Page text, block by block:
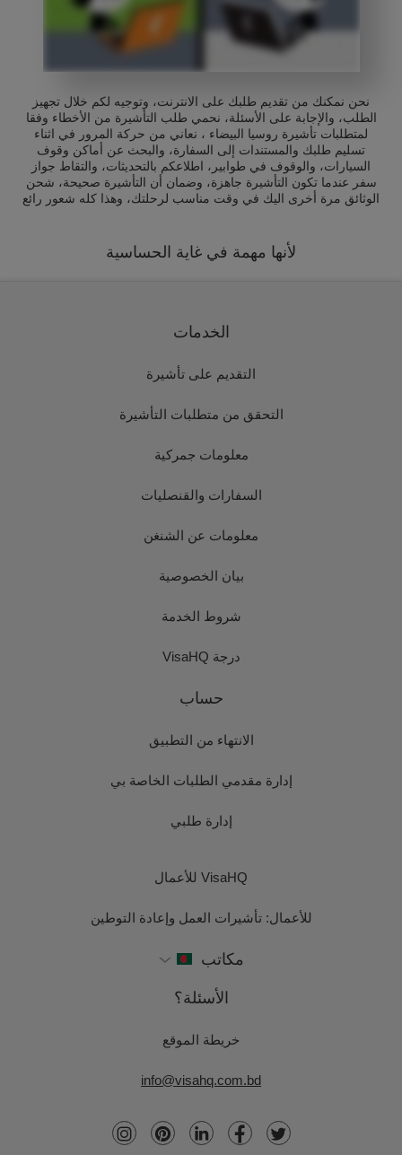
نحن نمكنك من تقديم طلبك على الانترنت، وتوجيه لكم خلال تجهيز
الطلب، والإجابة على الأسئلة، نحمي طلب التأشيرة من الأخطاء وفقا
لمتطلبات تأشيرة روسيا البيضاء ، نعاني من حركة المرور في اثناء
تسليم طلبك والمستندات إلى السفارة، والبحث عن أماكن وقوف
السيارات، والوقوف في طوابير، اطلاعكم بالتحديثات، والتقاط جواز
سفر عندما تكون التأشيرة جاهزة، وضمان أن التأشيرة صحيحة، شحن
الوثائق مرة أخرى اليك في وقت مناسب لرحلتك، وهذا كله شعور رائع
لأنها مهمة في غاية الحساسية
الخدمات
التقديم على تأشيرة
التحقق من متطلبات التأشيرة
معلومات جمركية
السفارات والقنصليات
معلومات عن الشنغن
بيان الخصوصية
شروط الخدمة
درجة VisaHQ
حساب
الانتهاء من التطبيق
إدارة مقدمي الطلبات الخاصة بي
إدارة طلبي
VisaHQ للأعمال
للأعمال: تأشيرات العمل وإعادة التوطين
مكاتب
الأسئلة؟
خريطة الموقع
info@visahq.com.bd